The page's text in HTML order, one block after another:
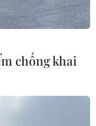
chống khai